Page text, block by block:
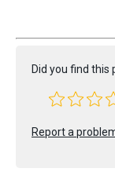
Did you find this
Report a